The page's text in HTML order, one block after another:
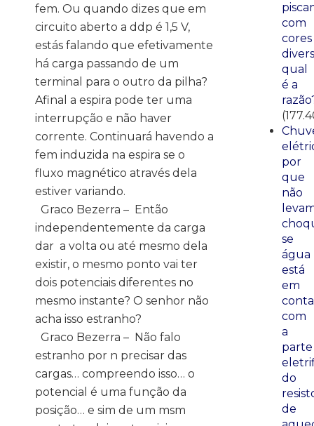
fem. Ou quando dizes que em
circuito aberto a ddp é 1,5 V,
estás falando que efetivamente
há carga passando de um
terminal para o outro da pilha?
Afinal a espira pode ter uma
interrupção e não haver
corrente. Continuará havendo a
fem induzida na espira se o
fluxo magnético através dela
estiver variando.
Graco Bezerra – Então
independentemente da carga
dar a volta ou até mesmo dela
existir, o mesmo ponto vai ter
dois potenciais diferentes no
mesmo instante? O senhor não
acha isso estranho?
Graco Bezerra – Não falo
estranho por n precisar das
cargas… compreendo isso… o
potencial é uma função da
posição… e sim de um msm
com
cores
qual
é a
por
que
não
se
água
está
em
com
a
parte
do
de